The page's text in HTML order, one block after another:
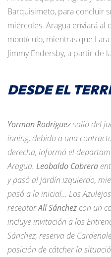
Barquisimeto, para concluir
miércoles. Aragua enviará al
montículo, mientras que
Jimmy Endersby, a partir de
DESDE EL
Yorman Rodríguezsalió del
inning, debido a una
derecha, informó el
Aragua. Leobaldo Cabrera
y pasó al jardín izquierdo,
pasó a la inicial… Los
receptorAlí Sánchez con un
incluye invitación a los
Sánchez, reserva de
posición de cátcher la